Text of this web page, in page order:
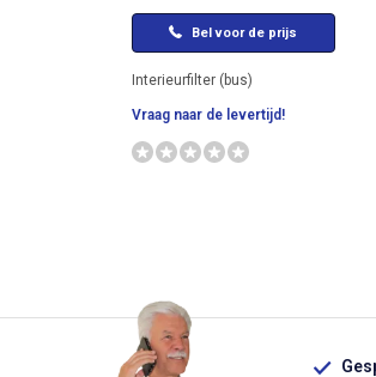
Bel voor de prijs
Interieurfilter (bus)
Vraag naar de levertijd!